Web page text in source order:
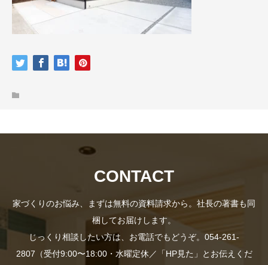
CONTACT
家づくりのお悩み、まずは無料の資料請求から。社長の著書も同
梱してお届けします。
じっくり相談したい方は、お電話でもどうぞ。054-261-
2807（受付9:00〜18:00・水曜定休／「HP見た」とお伝えくだ